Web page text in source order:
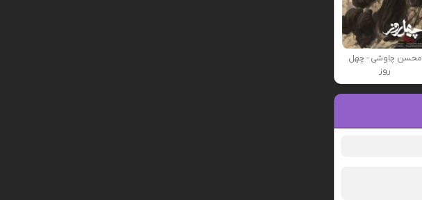
محسن چاوشی - چهل
روز